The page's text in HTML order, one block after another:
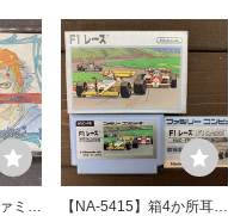
ミコ
【NA-5415】箱4か所耳付